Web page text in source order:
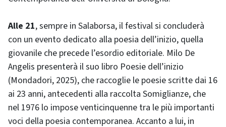
Alle 21, sempre in Salaborsa, il festival si concluderà
con un evento dedicato alla poesia dell’inizio, quella
giovanile che precede l’esordio editoriale. Milo De
Angelis presenterà il suo libro Poesie dell’inizio
(Mondadori, 2025), che raccoglie le poesie scritte dai 16
ai 23 anni, antecedenti alla raccolta Somiglianze, che
nel 1976 lo impose venticinquenne tra le più importanti
voci della poesia contemporanea. Accanto a lui, in